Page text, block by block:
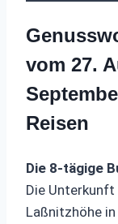
vom 27.
Reisen
Die 8-tägige
Die
Laßnitzhöhe